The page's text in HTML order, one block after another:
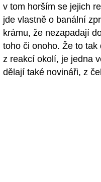
v tom horším se jejich
jde vlastně o banální
krámu, že nezapadají
toho či onoho. Že to
z reakcí okolí, je jedna
dělají také novináři, z